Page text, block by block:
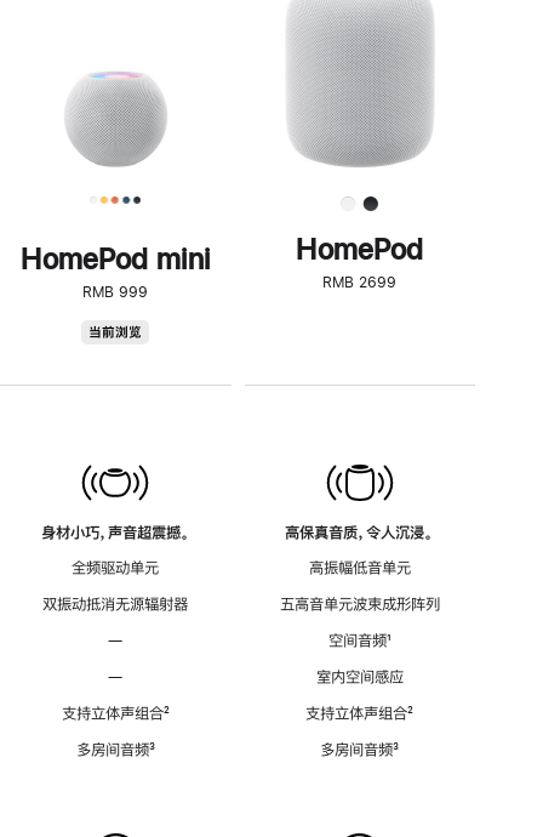
HomePod mini
RMB 999
当前浏览
身材小巧，声音超震撼。
全频驱动单元
双振动抵消无源辐射器
—
—
支持立体声组合脚
²
多房间音频脚
³
了
解
HomePod<
HomePod
RMB 2699
高保真音质，令人沉浸。
高振幅低音单元
五高音单元波束成形阵列
空间音频脚
¹
室内空间感应
支持立体声组合脚
²
多房间音频脚
³